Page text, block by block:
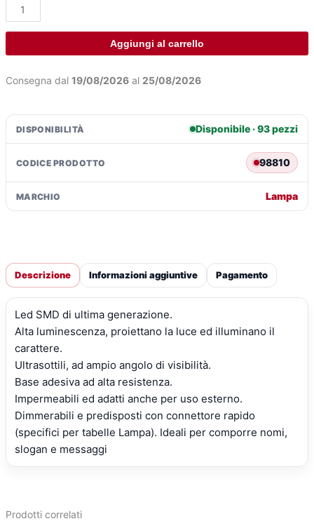
ERA:
€10,35.
È:
mm,
24V
Verde
B
Aggiungi al carrello
Consegna dal 19/08/2026al 25/08/2026
DISPONIBILITÀ Disponibile · 93 pezzi
CODICE PRODOTTO 98810
MARCHIO Lampa
Descrizione Informazioni aggiuntive Pagamento
Led SMD di ultima generazione.
Alta luminescenza, proiettano la luce ed illuminano il
carattere.
Ultrasottili, ad ampio angolo di visibilità.
Base adesiva ad alta resistenza.
Impermeabili ed adatti anche per uso esterno.
Dimmerabili e predisposti con connettore rapido
(specifici per tabelle Lampa). Ideali per comporre nomi,
slogan e messaggi
Prodotti correlati